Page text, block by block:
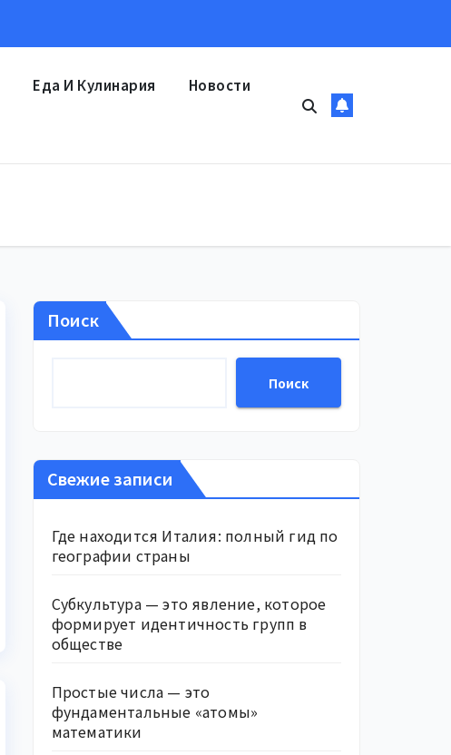
Еда И Кулинария Новости
Поиск
Поиск
Свежие записи
Где находится Италия: полный гид по
географии страны
Субкультура — это явление, которое
формирует идентичность групп в
обществе
Простые числа — это
фундаментальные «атомы»
математики